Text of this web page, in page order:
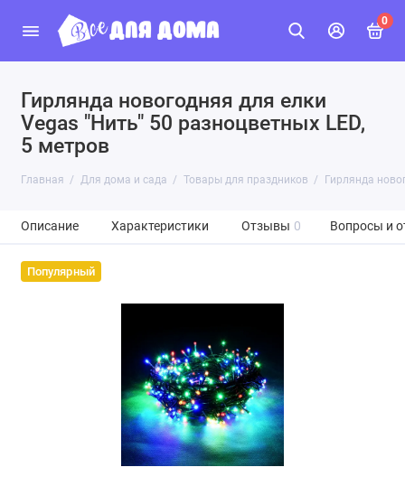
0
Гирлянда новогодняя для елки
Vegas "Нить" 50 разноцветных LED,
5 метров
Главная Для дома и сада Товары для праздников Гирлянда
Описание Характеристики Отзывы 0 Вопросы и
Популярный